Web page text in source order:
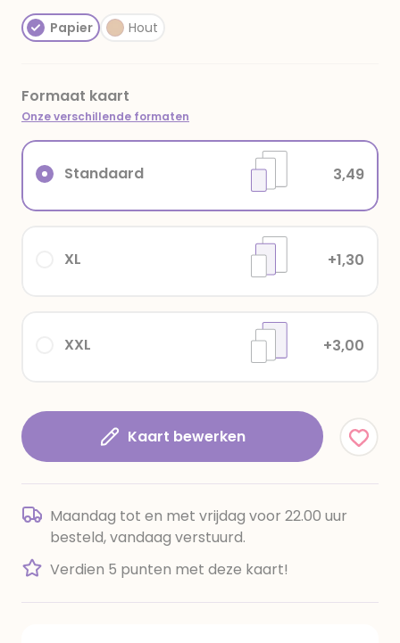
Papier Hout
Formaat kaart
Onze verschillende formaten
XXL +3,00
XL +1,30
Standaard 3,49
Kaart bewerken
Maandag tot en met vrijdag voor 22.00 uur
besteld, vandaag verstuurd.
Verdien 5 punten met deze kaart!